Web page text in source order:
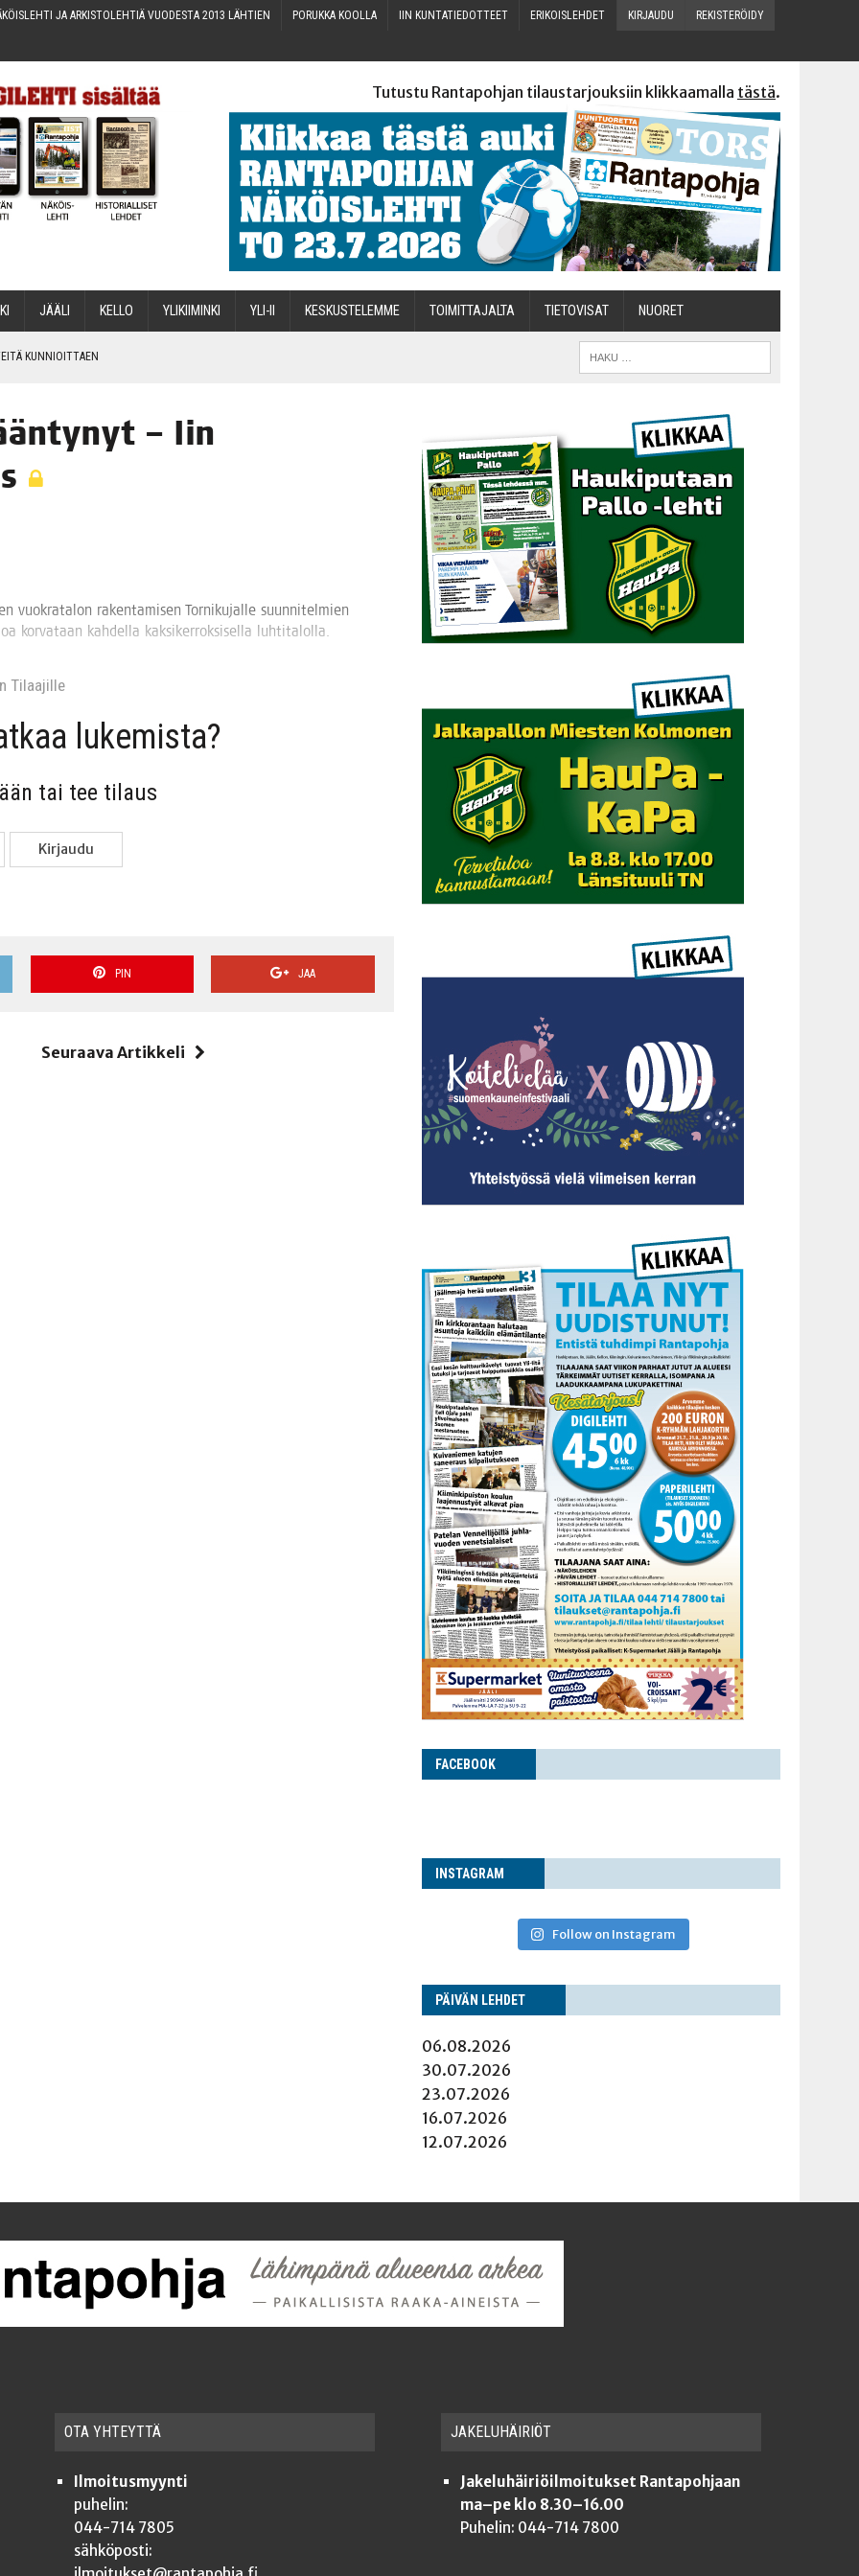
JA ARKIS­TO­LEH­TIÄ VUO­DES­TA 2013 LÄHTIEN PORUK­KA KOOLLA IIN KUN­TA­TIE­DOT­TEET ERI­KOIS­LEH­DET KIR­JAU­DU REKIS­TE­RÖI­DY
Tutustu Rantapohjan tilaustarjouksiin klikkaamalla tästä.
JÄÄ­LI KEL­LO YLI­KII­MIN­KI YLI-II KES­KUS­TE­LEM­ME TOI­MIT­TA­JAL­TA TIETOVISAT NUO­RET
KUNNIOITTAEN
– Iin
vuo­kra­ta­lon raken­ta­mi­sen Tor­ni­ku­jal­le suun­ni­tel­mien
kor­va­taan kah­del­la kak­si­ker­rok­si­sel­la luhtitalolla.
Tilaa­jil­le
lukemista?
tai tee tilaus
Kir­jau­du
PIN JAA
Seuraava Artikkeli
FACE­BOOK
INS­TA­GRAM
Follow on Instagram
PÄI­VÄN LEHDET
06.08.2026
30.07.2026
23.07.2026
16.07.2026
12.07.2026
OTA YHTEYT­TÄ
Ilmoitusmyynti
puhelin:
044-714 7805
sähköposti:
JAKE­LU­HÄI­RIÖT
Jakeluhäiriöilmoitukset Rantapohjaan
ma–pe klo 8.30–16.00
Puhelin: 044-714 7800